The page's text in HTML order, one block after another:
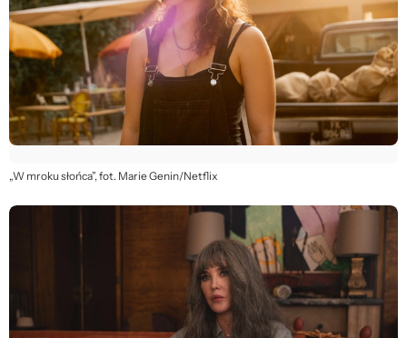
„W mroku słońca”, fot. Marie Genin/Netflix